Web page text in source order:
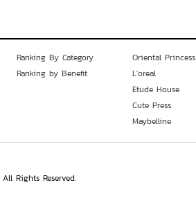
Ranking By Category
Ranking by Benefit
Oriental Princess
L'oreal
Etude House
Cute Press
Maybelline
Rights Reserved.